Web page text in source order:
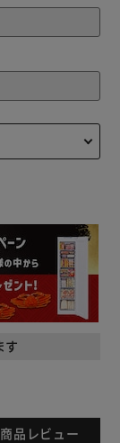
す
商品レビュー